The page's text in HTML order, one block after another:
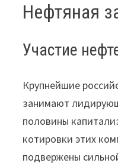
Нефтяная
Участие
Крупнейшие
занимают
половины
котировки этих
подвержены